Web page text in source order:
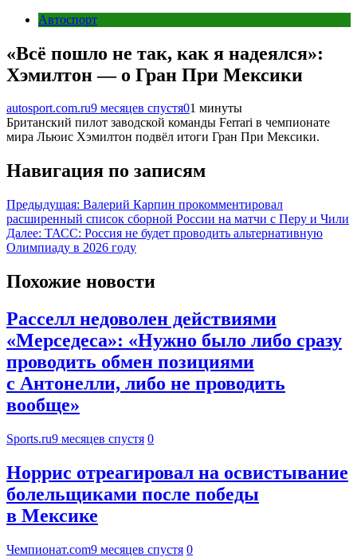
Автоспорт
«Всё пошло не так, как я надеялся»:
Хэмилтон — о Гран При Мексики
autosport.com.ru9 месяцев спустя01 минуты
Британский пилот заводской команды Ferrari в чемпионате
мира Льюис Хэмилтон подвёл итоги Гран При Мексики.
Навигация по записям
Предыдущая: Валерий Карпин прокомментировал
расширенный список сборной России на матчи с Перу и Чили
Далее: ТАСС: Россия не будет проводить альтернативную
Олимпиаду в 2026 году
Похожие новости
Расселл недоволен действиями
«Мерседеса»: «Нужно было либо сразу
проводить обмен позициями
с Антонелли, либо не проводить
вообще»
Sports.ru9 месяцев спустя 0
Норрис отреагировал на освистывание
болельщиками после победы
в Мексике
Чемпионат.com9 месяцев спустя 0